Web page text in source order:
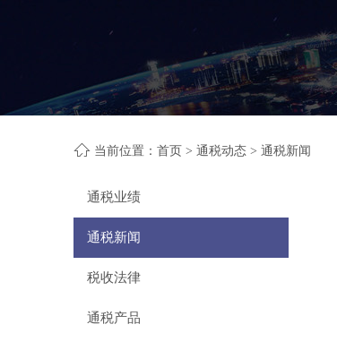
当前位置： 首页 > 通税动态 > 通税新闻
通税业绩
通税新闻
税收法律
通税产品